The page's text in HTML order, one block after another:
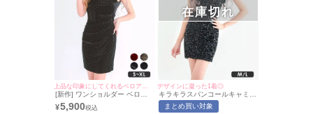
[新作] ワンショルダー ベロア
ドット 黒 タイトドレス (ねお
ん着用/S~XLサイズ対応) |
¥5,900
デザインに凝った1着◎
キラキラスパンコールキャミソ
ールプチプラタイトミニドレス
(Mサイズ/Lサイズ)(向葵まる/キ
まとめ買い対象
在庫切れ